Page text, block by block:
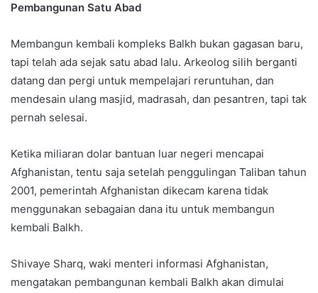
Pembangunan Satu Abad
Membangun kembali kompleks Balkh bukan gagasan baru,
tapi telah ada sejak satu abad lalu. Arkeolog silih berganti
datang dan pergi untuk mempelajari reruntuhan, dan
mendesain ulang masjid, madrasah, dan pesantren, tapi tak
pernah selesai.
Ketika miliaran dolar bantuan luar negeri mencapai
Afghanistan, tentu saja setelah penggulingan Taliban tahun
2001, pemerintah Afghanistan dikecam karena tidak
menggunakan sebagaian dana itu untuk membangun
kembali Balkh.
Shivaye Sharq, waki menteri informasi Afghanistan,
mengatakan pembangunan kembali Balkh akan dimulai